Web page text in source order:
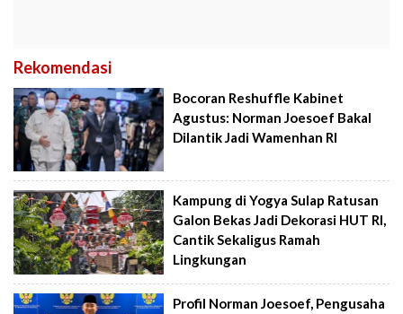
Rekomendasi
Bocoran Reshuffle Kabinet
Agustus: Norman Joesoef Bakal
Dilantik Jadi Wamenhan RI
Kampung di Yogya Sulap Ratusan
Galon Bekas Jadi Dekorasi HUT RI,
Cantik Sekaligus Ramah
Lingkungan
Profil Norman Joesoef, Pengusaha